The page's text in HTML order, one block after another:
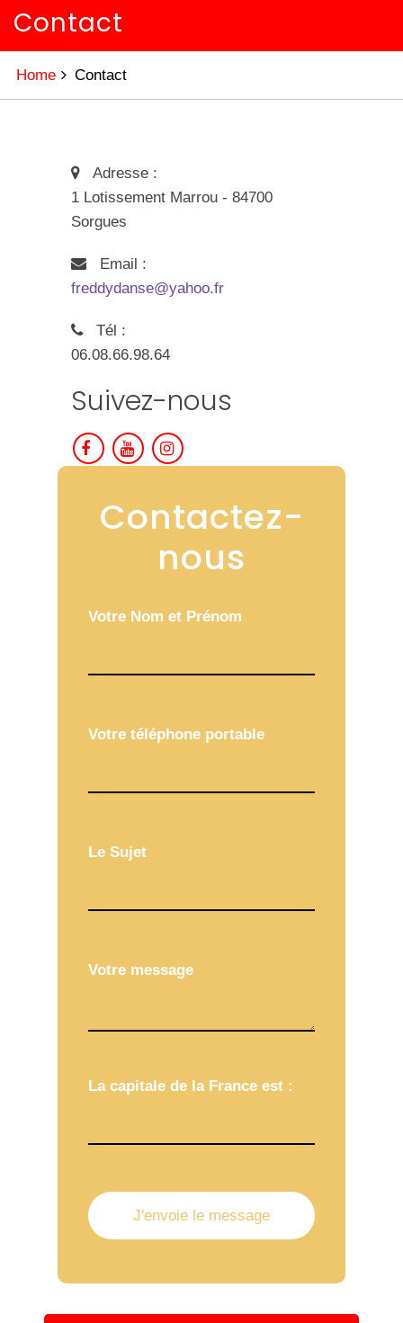
Contact
Home Contact
Adresse :
1 Lotissement Marrou - 84700
Sorgues
Email :
freddydanse@yahoo.fr
Tél :
06.08.66.98.64
Suivez-nous
Contactez-
nous
Votre Nom et Prénom
Votre téléphone portable
Le Sujet
Votre message
La capitale de la France est :